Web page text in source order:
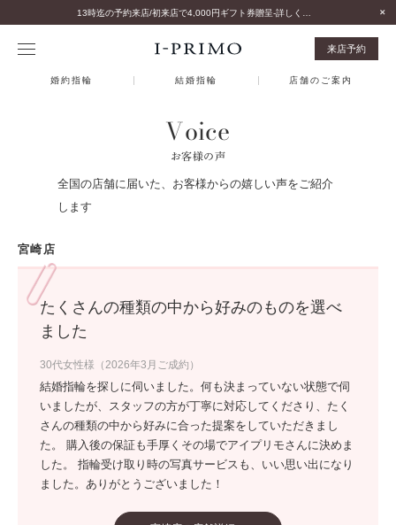
来店予約
婚約指輪 結婚指輪 店舗のご案内
Voice
お客様の声
全国の店舗に届いた、お客様からの嬉しい声をご紹介
します
宮崎店
たくさんの種類の中から好みのものを選べ
ました
30代女性様（2026年3月ご成約）
結婚指輪を探しに伺いました。何も決まっていない状態で伺
いましたが、スタッフの方が丁寧に対応してくださり、たく
さんの種類の中から好みに合った提案をしていただきまし
た。 購入後の保証も手厚くその場でアイプリモさんに決めま
した。 指輪受け取り時の写真サービスも、いい思い出になり
ました。ありがとうございました！